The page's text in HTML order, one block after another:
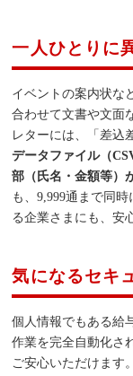
一人ひとりに
イベントの案内状な
合わせて文書や文面
レターには、「差込
データファイル（
部（氏名・金額等）
も、9,999通まで同
る企業さまにも、安
気になるセキ
個人情報でもある給
作業を完全自動化さ
ご安心いただけます。